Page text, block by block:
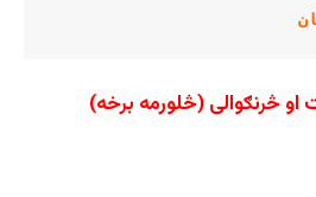
څرنګوالی(څلورمه برخه)